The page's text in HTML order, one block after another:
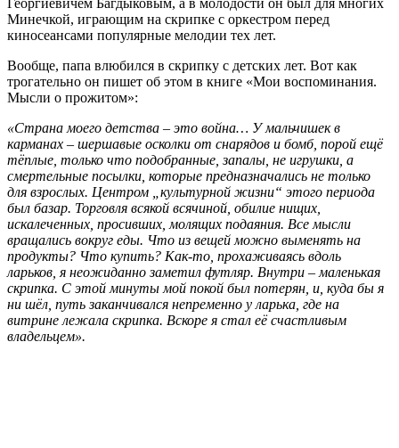
Георгиевичем Багдыковым, а в молодости он был для многих
Минечкой, играющим на скрипке с оркестром перед
киносеансами популярные мелодии тех лет.
Вообще, папа влюбился в скрипку с детских лет. Вот как
трогательно он пишет об этом в книге «Мои воспоминания.
Мысли о прожитом»:
«Страна моего детства – это война… У мальчишек в
карманах – шершавые осколки от снарядов и бомб, порой ещё
тёплые, только что подобранные, запалы, не игрушки, а
смертельные посылки, которые предназначались не только
для взрослых. Центром „культурной жизни“ этого периода
был базар. Торговля всякой всячиной, обилие нищих,
искалеченных, просивших, молящих подаяния. Все мысли
вращались вокруг еды. Что из вещей можно выменять на
продукты? Что купить? Как-то, прохаживаясь вдоль
ларьков, я неожиданно заметил футляр. Внутри – маленькая
скрипка. С этой минуты мой покой был потерян, и, куда бы я
ни шёл, путь заканчивался непременно у ларька, где на
витрине лежала скрипка. Вскоре я стал её счастливым
владельцем».